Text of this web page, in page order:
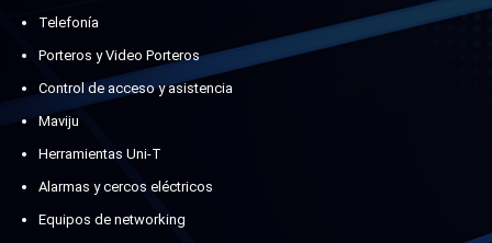
Telefonía
Porteros y Video Porteros
Control de acceso y asistencia
Maviju
Herramientas Uni-T
Alarmas y cercos eléctricos
Equipos de networking